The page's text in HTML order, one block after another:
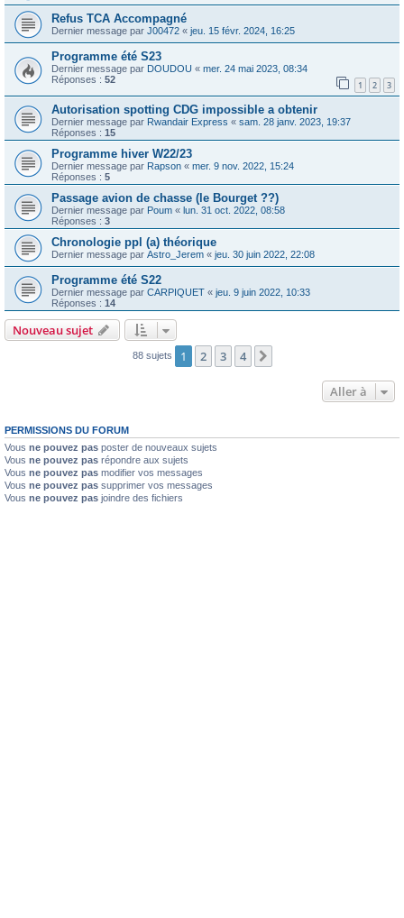
Refus TCA Accompagné
Dernier message par J00472 « jeu. 15 févr. 2024, 16:25
Programme été S23
Dernier message par DOUDOU « mer. 24 mai 2023, 08:34
Réponses : 52 1 2 3
Autorisation spotting CDG impossible a obtenir
Dernier message par Rwandair Express « sam. 28 janv. 2023, 19:37
Réponses : 15
Programme hiver W22/23
Dernier message par Rapson « mer. 9 nov. 2022, 15:24
Réponses : 5
Passage avion de chasse (le Bourget ??)
Dernier message par Poum « lun. 31 oct. 2022, 08:58
Réponses : 3
Chronologie ppl (a) théorique
Dernier message par Astro_Jerem « jeu. 30 juin 2022, 22:08
Programme été S22
Dernier message par CARPIQUET « jeu. 9 juin 2022, 10:33
Réponses : 14
Nouveau sujet
88 sujets 1 2 3 4
Aller à
PERMISSIONS DU FORUM
Vous ne pouvez pas poster de nouveaux sujets
Vous ne pouvez pas répondre aux sujets
Vous ne pouvez pas modifier vos messages
Vous ne pouvez pas supprimer vos messages
Vous ne pouvez pas joindre des fichiers